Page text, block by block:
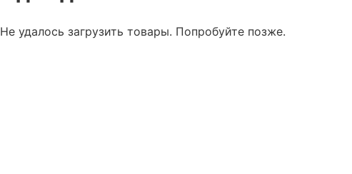
Не удалось загрузить товары. Попробуйте позже.